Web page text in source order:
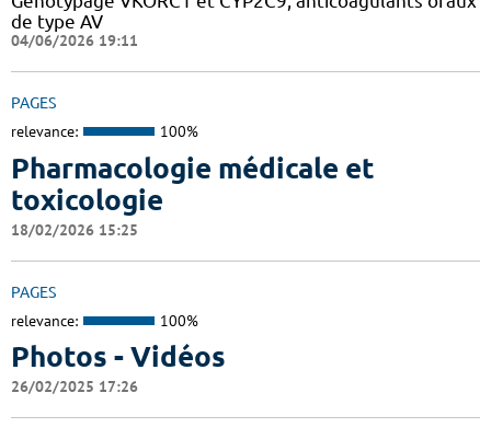
de type AV
04/06/2026 19:11
PAGES
relevance: 100%
Pharmacologie médicale et
toxicologie
18/02/2026 15:25
PAGES
relevance: 100%
Photos - Vidéos
26/02/2025 17:26